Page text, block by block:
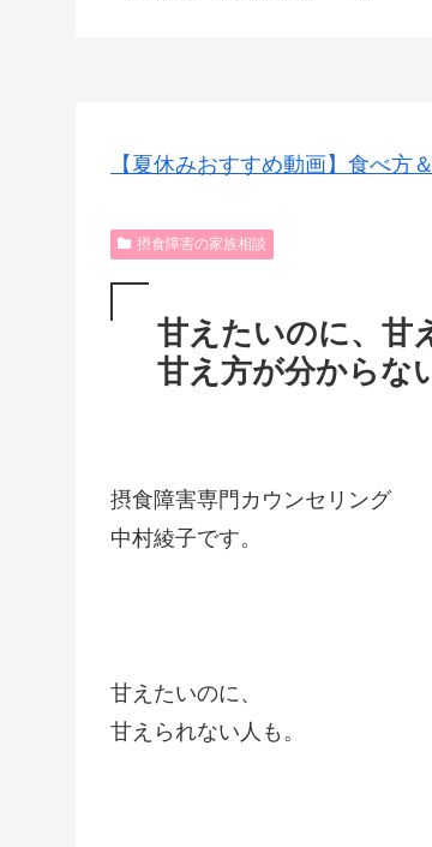
【夏休みおすすめ動画】食べ方
摂食障害の家族相談
甘えたいのに、甘
甘え方が分からな
摂食障害専門カウンセリング
中村綾子です。
甘えたいのに、
甘えられない人も。